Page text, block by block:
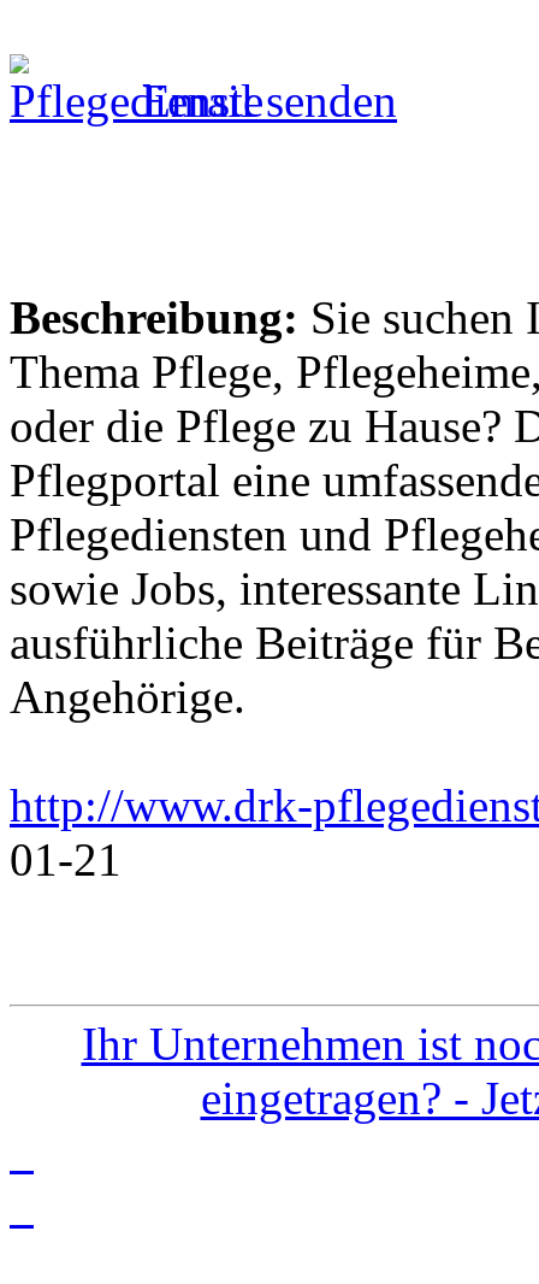
Email senden
Beschreibung: Sie suchen
Thema Pflege,
oder die Pflege zu Hause?
Pflegportal eine
Pflegediensten und
sowie Jobs, interessante
ausführliche Beiträge für
Angehörige.
http://www.drk-
01-21
Ihr Unternehmen ist
eingetragen? -